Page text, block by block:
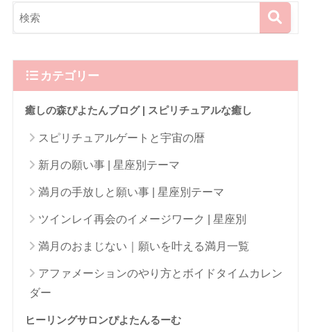
カテゴリー
癒しの森ぴよたんブログ | スピリチュアルな癒し
スピリチュアルゲートと宇宙の暦
新月の願い事 | 星座別テーマ
満月の手放しと願い事 | 星座別テーマ
ツインレイ再会のイメージワーク | 星座別
満月のおまじない｜願いを叶える満月一覧
アファメーションのやり方とボイドタイムカレン
ダー
ヒーリングサロンぴよたんるーむ